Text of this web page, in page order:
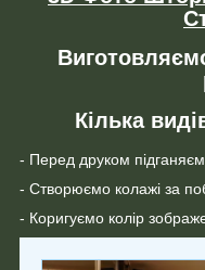
Кілька
- Перед друком
- Створюємо колажі за
- Коригуємо колір